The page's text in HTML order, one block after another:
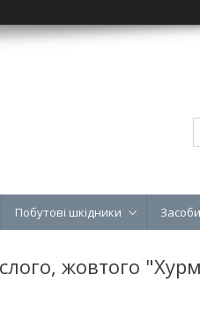
Побутові шкідники
жовтого